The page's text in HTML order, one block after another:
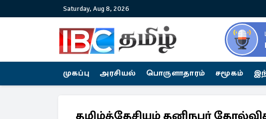
Saturday, Aug 8, 2026
முகப்பு அரசியல் பொருளாதாரம் சமூகம்
தமிழ்த்தேசியம் தனிநபர்